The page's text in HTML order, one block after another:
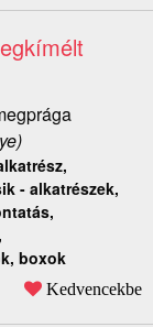
- alkatrészek,
boxok
Kedvencekbe